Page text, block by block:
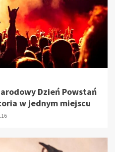
Dzień Powstań
w jednym miejscu